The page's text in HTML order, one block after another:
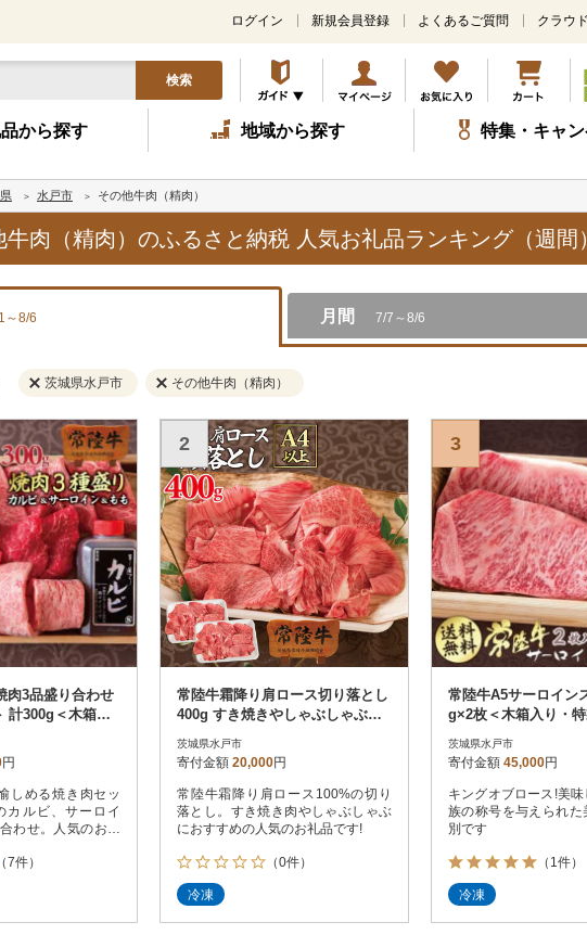
メ
ン
コ
ン
テ
ツ
キ
ッ
プ
ログイン 新規会員登録 よくあるご質問 クラウ
検索
から探す 地域から探す 特集・キャ
水戸市 その他牛肉（精肉）
肉（精肉）のふるさと納税 人気お礼品ランキング（週間）
～8/6 月間 7/7～8/6
茨城県水戸市 その他牛肉（精肉）
肉3品盛り合わせ
計300g＜木箱入
＞【肉のイイジ
円
しめる焼き肉セッ
カルビ、サーロイ
わせ。人気のお礼
（7件）
2
常陸牛霜降り肩ロース切り落とし
400g すき焼きやしゃぶしゃぶに
【肉のイイジマ】
茨城県水戸市
寄付金額 20,000円
常陸牛霜降り肩ロース100%の切り
落とし。すき焼き肉やしゃぶしゃぶ
におすすめの人気のお礼品です!
（0件）
冷凍
3
常陸牛A5サーロイン
g×2枚＜木箱入り・
タード付き＞【肉の
茨城県水戸市
寄付金額 45,000円
キングオブロース!美
族の称号を与えられた
別です
（1件）
冷凍